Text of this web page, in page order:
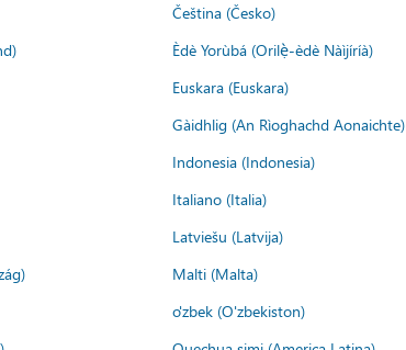
Čeština (Česko)
Èdè Yorùbá (Orilẹ̀-èdè Nàìjíríà)
Euskara (Euskara)
Gàidhlig (An Rìoghachd Aonaichte)
Indonesia (Indonesia)
Italiano (Italia)
Latviešu (Latvija)
Malti (Malta)
o'zbek (O'zbekiston)